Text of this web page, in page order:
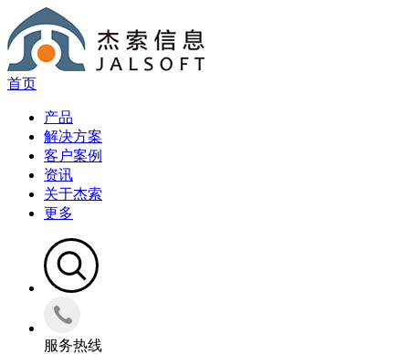
首页
产品
解决方案
客户案例
资讯
关于杰索
更多
服务热线